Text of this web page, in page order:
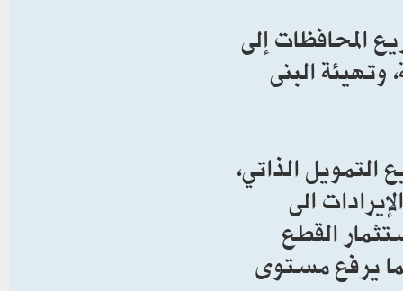
المحافظات إلى
وتهيئة البنى
الذاتي،
وبما يعود بـ50% من الإيرادات الى
القطع
يرفع مستوى